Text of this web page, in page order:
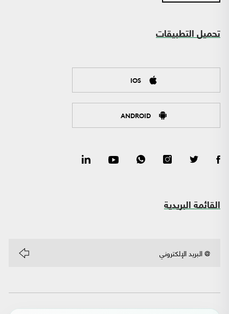
تحميل التطبيقات
IOS
ANDROID
القائمة البريدية